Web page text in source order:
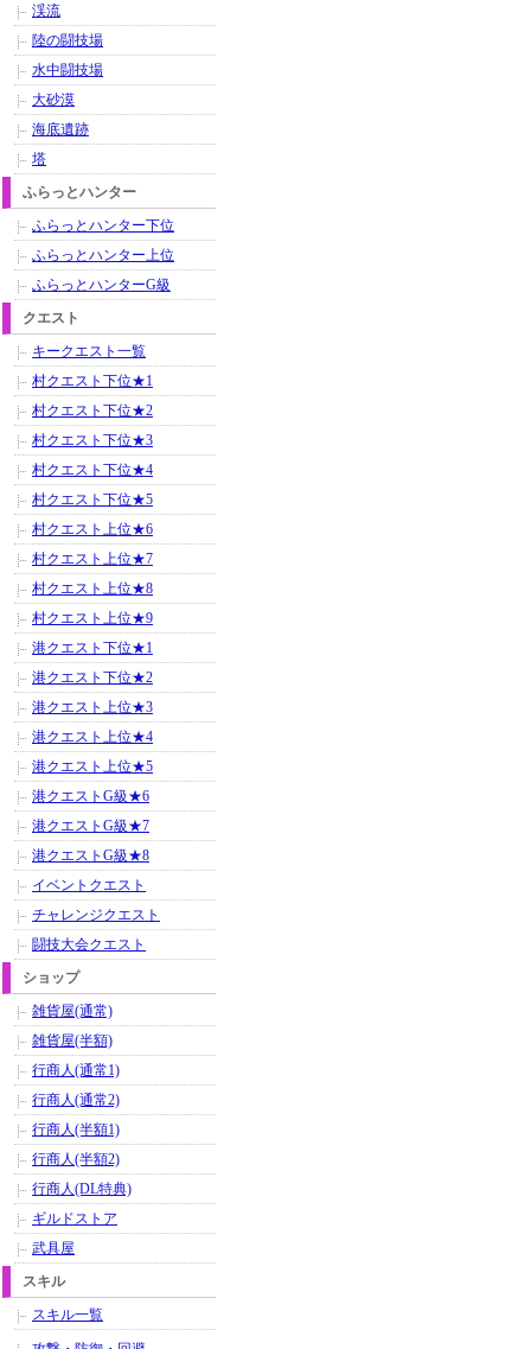
渓流
陸の闘技場
水中闘技場
大砂漠
海底遺跡
塔
ふらっとハンター
ふらっとハンター下位
ふらっとハンター上位
ふらっとハンターG級
クエスト
キークエスト一覧
村クエスト下位★1
村クエスト下位★2
村クエスト下位★3
村クエスト下位★4
村クエスト下位★5
村クエスト上位★6
村クエスト上位★7
村クエスト上位★8
村クエスト上位★9
港クエスト下位★1
港クエスト下位★2
港クエスト上位★3
港クエスト上位★4
港クエスト上位★5
港クエストG級★6
港クエストG級★7
港クエストG級★8
イベントクエスト
チャレンジクエスト
闘技大会クエスト
ショップ
雑貨屋(通常)
雑貨屋(半額)
行商人(通常1)
行商人(通常2)
行商人(半額1)
行商人(半額2)
行商人(DL特典)
ギルドストア
武具屋
スキル
スキル一覧